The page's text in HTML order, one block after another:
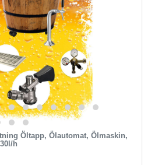
Öltapp, Ölautomat, Ölmaskin,
h